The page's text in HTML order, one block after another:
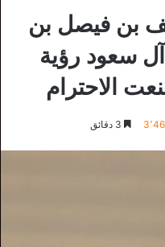
بن فيصل بن
سعود رؤية
الاحترام